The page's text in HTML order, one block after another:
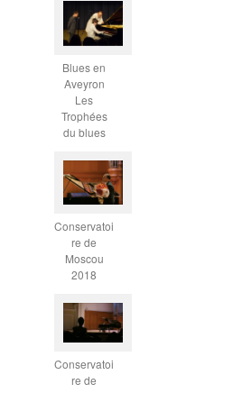
Blues en
Aveyron
Les
Trophées
du blues
Conservatoi
re de
Moscou
2018
Conservatoi
re de